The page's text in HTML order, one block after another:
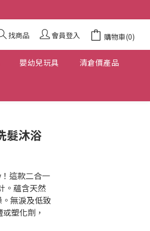
找商品 會員登入 購物車(0)
嬰幼兒玩具 清倉價產品
髮沐浴
這款二合一
。蘊含天然
無淚及低致
塑化劑，